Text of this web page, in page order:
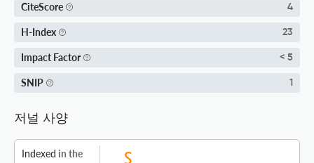
CiteScore 4
H-Index 23
Impact Factor < 5
SNIP 1
저널 사양
Indexed in the